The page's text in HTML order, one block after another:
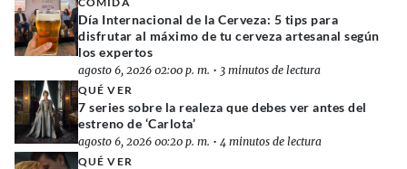
Día Internacional de la Cerveza: 5 tips para
disfrutar al máximo de tu cerveza artesanal según
los expertos
agosto 6, 2026 02:00 p. m. • 3 minutos de lectura
QUÉ VER
7 series sobre la realeza que debes ver antes del
estreno de ‘Carlota’
agosto 6, 2026 00:20 p. m. • 4 minutos de lectura
QUÉ VER